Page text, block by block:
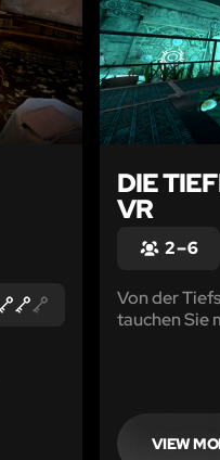
DIE
VR
2 – 6
Von der
tauchen Sie
VIEW